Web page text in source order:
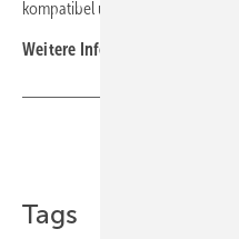
kompatibel und bietet eine
Weitere Infos finden Sie auf der
Tags